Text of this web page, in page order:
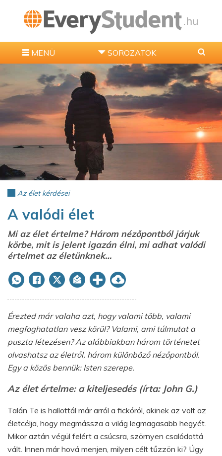
MENÜ SOROZATOK
Az élet kérdései
A valódi élet
Mi az élet értelme? Három nézőpontból járjuk
körbe, mit is jelent igazán élni, mi adhat valódi
értelmet az életünknek…
Érezted már valaha azt, hogy valami több, valami
megfoghatatlan vesz körül? Valami, ami túlmutat a
puszta létezésen? Az alábbiakban három történetet
olvashatsz az életről, három különböző nézőpontból.
Egy a közös bennük: Isten szerepe.
Az élet értelme: a kiteljesedés (írta: John G.)
Talán Te is hallottál már arról a fickóról, akinek az volt az
életcélja, hogy megmássza a világ legmagasabb hegyét.
Mikor aztán végül felért a csúcsra, szörnyen csalódottá
vált. Innen már hová menjen, milyen célt tűzzön ki? Úgy